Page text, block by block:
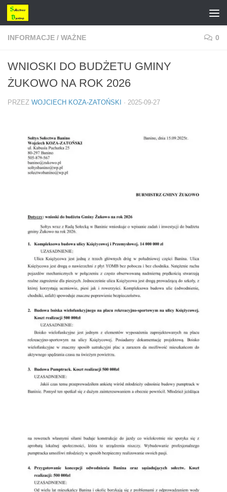
Przejdź do treści
INFORMACJE / WAŻNE 0
WNIOSKI DO BUDŻETU GMINY
ŻUKOWO NA ROK 2026
PRZEZ WOJCIECH KOZA-ZATOŃSKI · 2025-09-27